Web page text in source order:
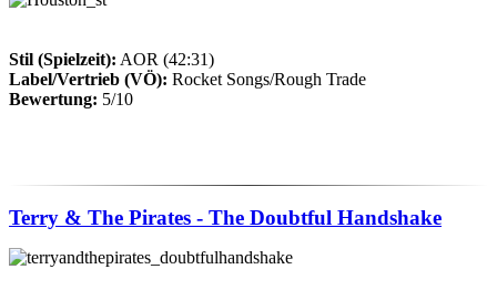
Stil (Spielzeit): AOR (42:31)
Label/Vertrieb (VÖ): Rocket Songs/Rough Trade
Bewertung: 5/10
Terry & The Pirates - The Doubtful Handshake